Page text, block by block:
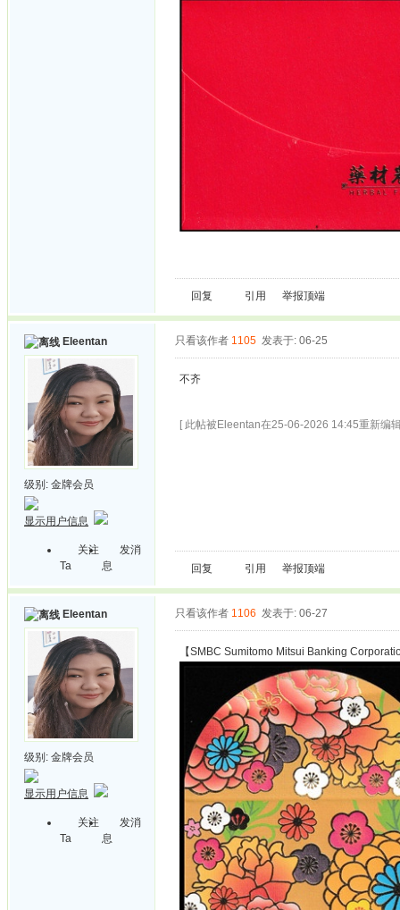
回复 引用 举报顶端
Eleentan
级别: 金牌会员
显示用户信息
关注
Ta
发消
息
只看该作者 1105 发表于: 06-25
不齐
[ 此帖被Eleentan在25-06-2026 14:45重新编
回复 引用 举报顶端
Eleentan
级别: 金牌会员
显示用户信息
关注
Ta
发消
息
只看该作者 1106 发表于: 06-27
【SMBC Sumitomo Mitsui Banking